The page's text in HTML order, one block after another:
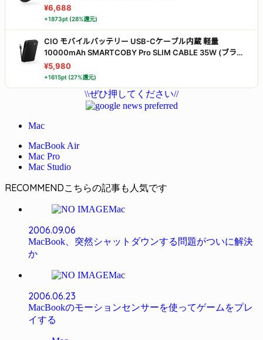
¥6,688
+1873pt (28%還元)
CIO モバイルバッテリー USB-Cケーブル内蔵 軽量
10000mAh SMARTCOBY Pro SLIM CABLE 35W (ブラッ
ク)
¥5,980
+1615pt (27%還元)
\\ぜひ押してください//
Mac
MacBook Air
Mac Pro
Mac Studio
RECOMMEND
Mac
2006.09.06
MacBook、突然シャットダウンする問題がついに解決
か
Mac
2006.06.23
MacBookのモーションセンサーを使ってゲームをプレ
イする